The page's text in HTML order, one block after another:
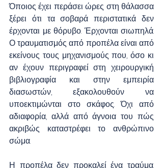
Όποιος έχει περάσει ώρες στη θάλασσα
ξέρει ότι τα σοβαρά περιστατικά δεν
έρχονται με θόρυβο. Έρχονται σιωπηλά.
Ο τραυματισμός από προπέλα είναι από
εκείνους τους μηχανισμούς που, όσο κι
αν έχουν περιγραφεί στη χειρουργική
βιβλιογραφία και στην εμπειρία
διασωστών, εξακολουθούν να
υποεκτιμώνται στο σκάφος. Όχι από
αδιαφορία, αλλά από άγνοια του πώς
ακριβώς καταστρέφει το ανθρώπινο
σώμα.
Η προπέλα δεν προκαλεί ένα τραύμα.